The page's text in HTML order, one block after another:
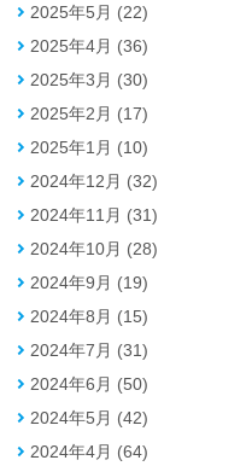
2025年5月 (22)
2025年4月 (36)
2025年3月 (30)
2025年2月 (17)
2025年1月 (10)
2024年12月 (32)
2024年11月 (31)
2024年10月 (28)
2024年9月 (19)
2024年8月 (15)
2024年7月 (31)
2024年6月 (50)
2024年5月 (42)
2024年4月 (64)